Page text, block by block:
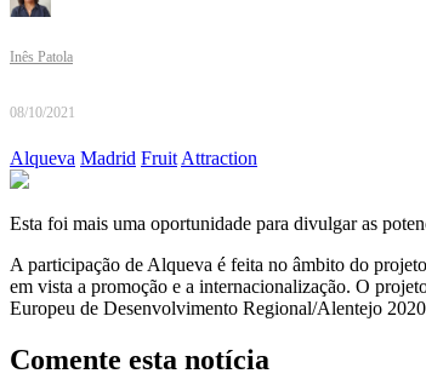
Inês Patola
08/10/2021
Alqueva Madrid FruitAttraction
Esta foi mais uma oportunidade para divulgar as
A participação de Alqueva é feita no âmbito do
em vista a promoção e a internacionalização. O
Europeu de Desenvolvimento Regional/Alentejo
Comente esta notícia